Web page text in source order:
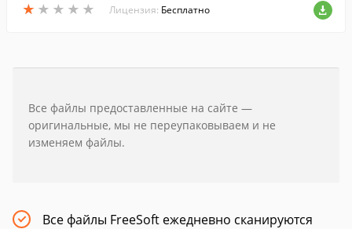
★ ★ ★ ★ ★
★ ★ ★ ★ ★ Лицензия: Бесплатно
Все файлы предоставленные на сайте —
оригинальные, мы не переупаковываем и не
изменяем файлы.
Все файлы FreeSoft ежедневно сканируются